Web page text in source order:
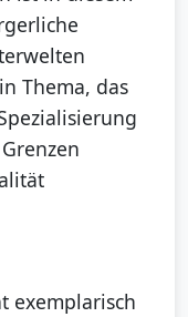
Thema, das
exemplarisch